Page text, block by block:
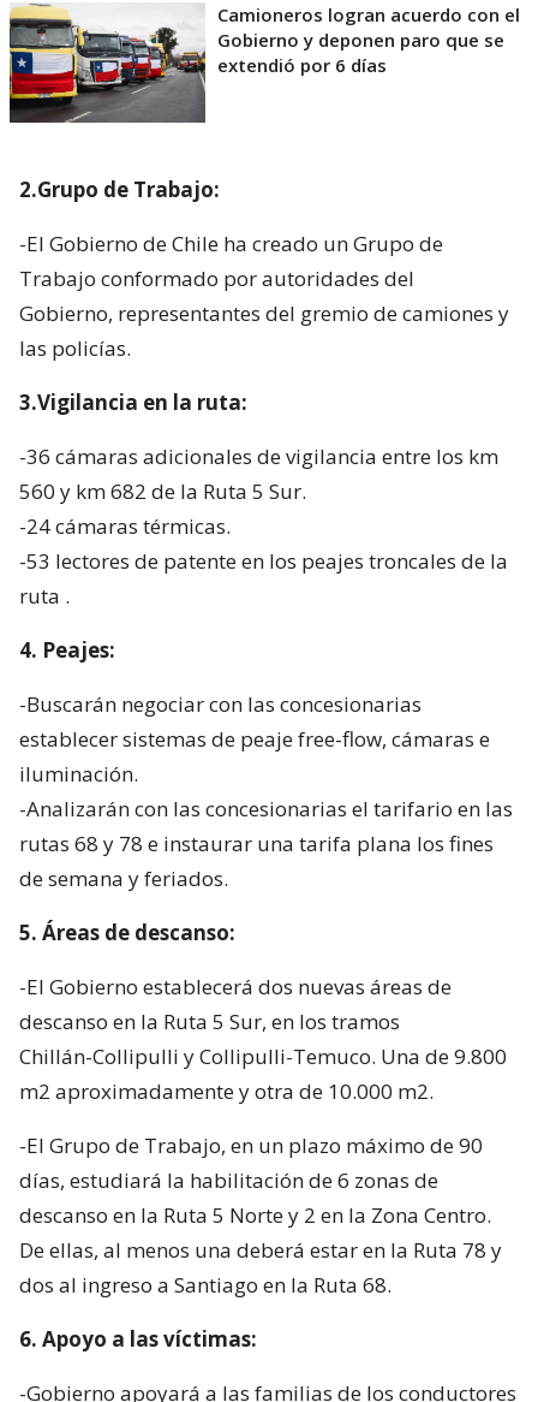
Camioneros logran acuerdo con el
Gobierno y deponen paro que se
extendió por 6 días
2.Grupo de Trabajo:
-El Gobierno de Chile ha creado un Grupo de
Trabajo conformado por autoridades del
Gobierno, representantes del gremio de camiones y
las policías.
3.Vigilancia en la ruta:
-36 cámaras adicionales de vigilancia entre los km
560 y km 682 de la Ruta 5 Sur.
-24 cámaras térmicas.
-53 lectores de patente en los peajes troncales de la
ruta .
4. Peajes:
-Buscarán negociar con las concesionarias
establecer sistemas de peaje free-flow, cámaras e
iluminación.
-Analizarán con las concesionarias el tarifario en las
rutas 68 y 78 e instaurar una tarifa plana los fines
de semana y feriados.
5. Áreas de descanso:
-El Gobierno establecerá dos nuevas áreas de
descanso en la Ruta 5 Sur, en los tramos
Chillán-Collipulli y Collipulli-Temuco. Una de 9.800
m2 aproximadamente y otra de 10.000 m2.
-El Grupo de Trabajo, en un plazo máximo de 90
días, estudiará la habilitación de 6 zonas de
descanso en la Ruta 5 Norte y 2 en la Zona Centro.
De ellas, al menos una deberá estar en la Ruta 78 y
dos al ingreso a Santiago en la Ruta 68.
6. Apoyo a las víctimas:
-Gobierno apoyará a las familias de los conductores